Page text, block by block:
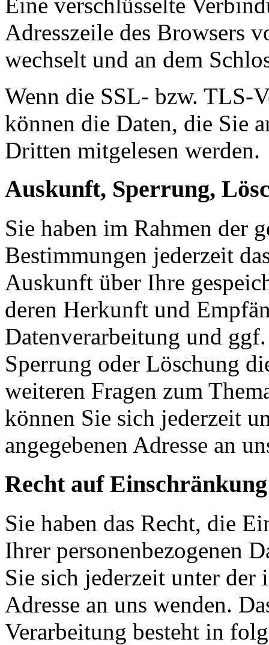
Adresszeile des Browsers
wechselt und an dem
Wenn die SSL- bzw. TLS-
können die Daten, die Sie
Dritten mitgelesen werden.
Auskunft, Sperrung,
Sie haben im Rahmen der
Bestimmungen jederzeit
Auskunft über Ihre
deren Herkunft und
Datenverarbeitung und
Sperrung oder Löschung
weiteren Fragen zum
können Sie sich jederzeit
angegebenen Adresse an
Recht auf
Sie haben das Recht, die
Ihrer personenbezogenen
Sie sich jederzeit unter der
Adresse an uns wenden.
Verarbeitung besteht in